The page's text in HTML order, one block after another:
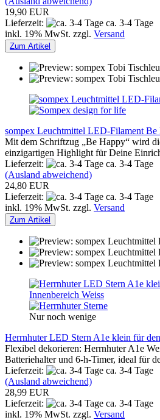
19,90 EUR
Lieferzeit:
ca. 3-4 Tage
inkl. 19% MwSt. zzgl. Versand
Zum Artikel
sompex Leuchtmittel LED-Filament Be
Mit dem Schriftzug „Be Happy“ wird
einzigartigen Highlight für Deine
Lieferzeit:
ca. 3-4 Tage
(Ausland abweichend)
24,80 EUR
Lieferzeit:
ca. 3-4 Tage
inkl. 19% MwSt. zzgl. Versand
Zum Artikel
Nur noch wenige
Herrnhuter LED Stern A1e klein für
Flexibel dekorieren: Herrnhuter A1e
Batteriehalter und 6-h-Timer, ideal für
Lieferzeit:
ca. 3-4 Tage
(Ausland abweichend)
28,99 EUR
Lieferzeit:
ca. 3-4 Tage
inkl. 19% MwSt. zzgl. Versand